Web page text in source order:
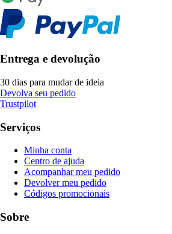
Entrega e devolução
30 dias para mudar de ideia
Devolva seu pedido
Trustpilot
Serviços
Minha conta
Centro de ajuda
Acompanhar meu pedido
Devolver meu pedido
Códigos promocionais
Sobre